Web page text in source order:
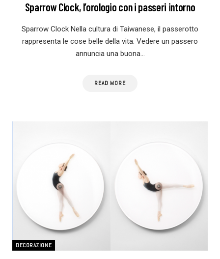
Sparrow Clock, l’orologio con i passeri intorno
Sparrow Clock Nella cultura di Taiwanese, il passerotto
rappresenta le cose belle della vita. Vedere un passero
annuncia una buona…
READ MORE
DECORAZIONE